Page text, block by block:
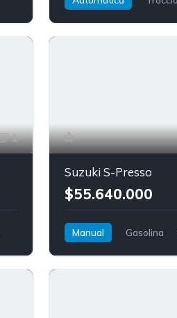
1
Suzuki S-Presso
$55.640.000
Manual Gasolina